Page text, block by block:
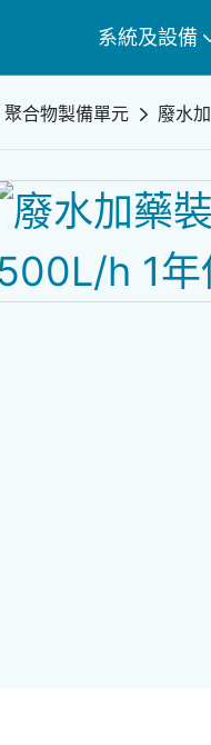
系統及設備
聚合物製備單元 廢水